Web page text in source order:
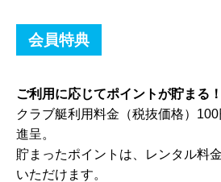
会員特典
ご利用に応じてポイントが貯まる！
クラブ艇利用料金（税抜価格）
進呈。
貯まったポイントは、レンタル料
いただけます。